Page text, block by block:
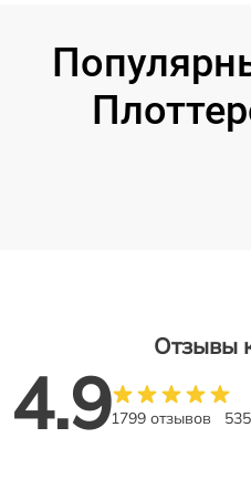
Отзывы
4.91799 отзывов